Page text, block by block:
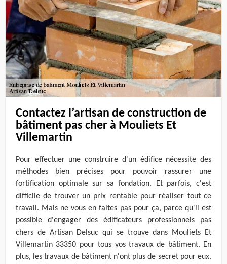
Contactez l’artisan de construction de
bâtiment pas cher à Mouliets Et
Villemartin
Pour effectuer une construire d'un édifice nécessite des
méthodes bien précises pour pouvoir rassurer une
fortification optimale sur sa fondation. Et parfois, c'est
difficile de trouver un prix rentable pour réaliser tout ce
travail. Mais ne vous en faites pas pour ça, parce qu'il est
possible d'engager des édificateurs professionnels pas
chers de Artisan Delsuc qui se trouve dans Mouliets Et
Villemartin 33350 pour tous vos travaux de bâtiment. En
plus, les travaux de bâtiment n'ont plus de secret pour eux.